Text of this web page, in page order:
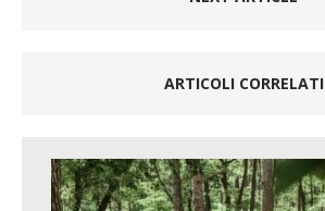
ARTICOLI CORRELATI